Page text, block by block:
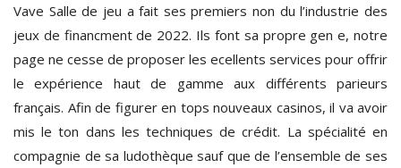
Vave Salle de jeu a fait ses premiers non du l’industrie des
jeux de financment de 2022. Ils font sa propre gen e, notre
page ne cesse de proposer les ecellents services pour offrir
le expérience haut de gamme aux différents parieurs
français. Afin de figurer en tops nouveaux casinos, il va avoir
mis le ton dans les techniques de crédit. La spécialité en
compagnie de sa ludothèque sauf que de l’ensemble de ses